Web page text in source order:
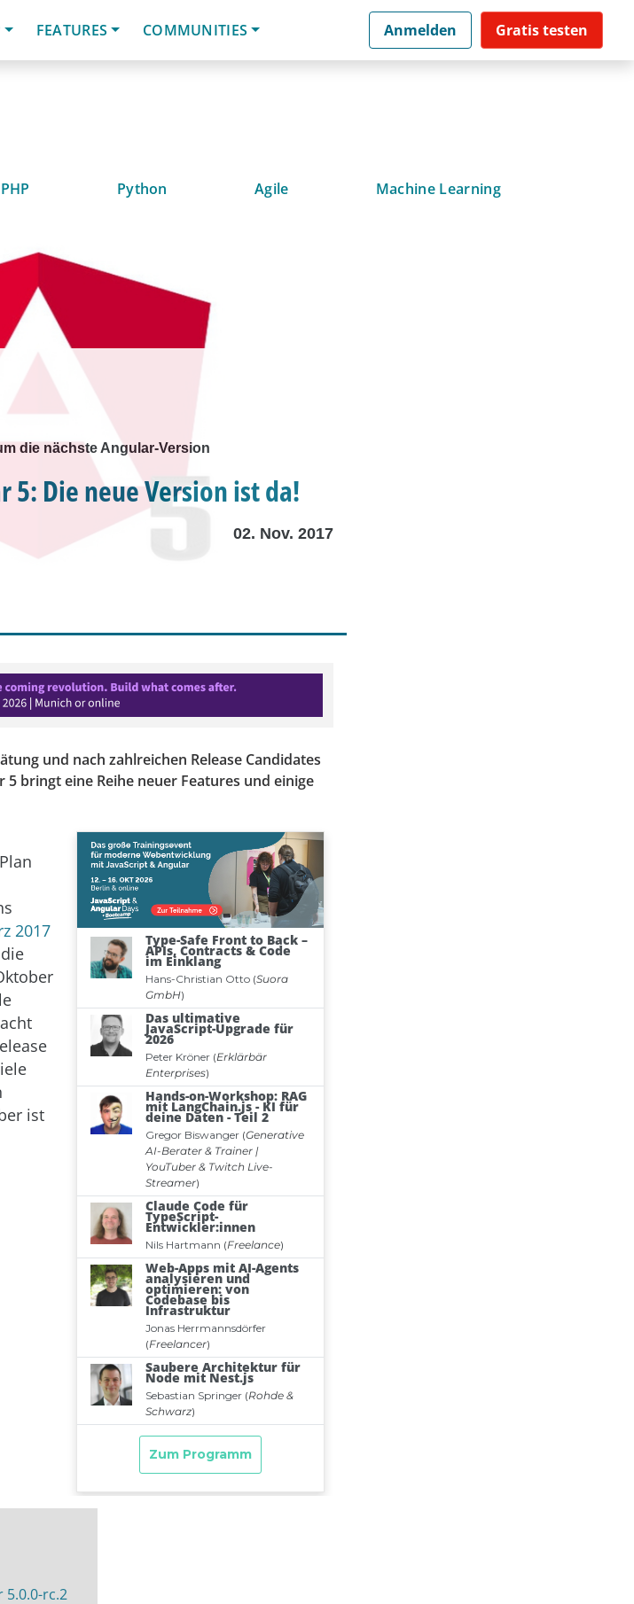
FEATURES COMMUNITIES Anmelden Gratis testen
PHP Python Agile Machine Learning
die nächste Angular-Version
5: Die neue Version ist da!
02. Nov. 2017
und nach zahlreichen Release Candidates
bringt eine Reihe neuer Features und einige
2017
ist
5.0.0-rc.2